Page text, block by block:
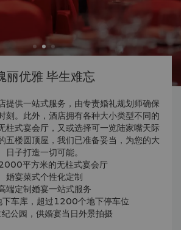
丽优雅 毕生难忘
提供一站式服务，由专责婚礼规划师确保
刻。此外，酒店拥有各种大小类型不同的
柱式宴会厅，又或选择可一览陆家嘴天际
五楼圆顶屋，我们已准备妥当，为您的大
日子打造一切可能。
平方米的无柱式宴会厅
婚宴菜式个性化定制
端定制婚宴一站式服务
下车库，超过1200个地下停车位
纪公园，供婚宴当日外景拍摄